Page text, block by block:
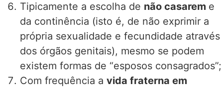
Tipicamente a escolha de não casarem e
da continência (isto é, de não exprimir a
própria sexualidade e fecundidade através
dos órgãos genitais), mesmo se podem
existem formas de “esposos consagrados”;
Com frequência a vida fraterna em